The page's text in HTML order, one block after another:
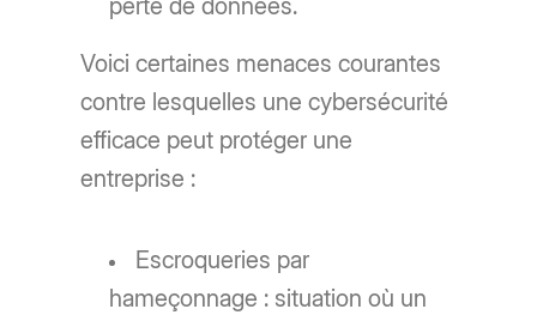
perte de données.
Voici certaines menaces courantes
contre lesquelles une cybersécurité
efficace peut protéger une
entreprise :
Escroqueries par
hameçonnage : situation où un